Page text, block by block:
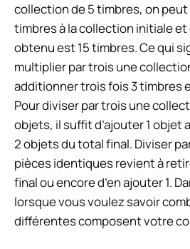
collection de 5 timbres, on peut
timbres à la collection initiale
obtenu est 15 timbres. Ce qui
multiplier par trois une
additionner trois fois 3 timbres
Pour diviser par trois une
objets, il suffit d’ajouter 1 objet
2 objets du total final. Diviser
pièces identiques revient à
final ou encore d’en ajouter 1.
lorsque vous voulez savoir
différentes composent votre